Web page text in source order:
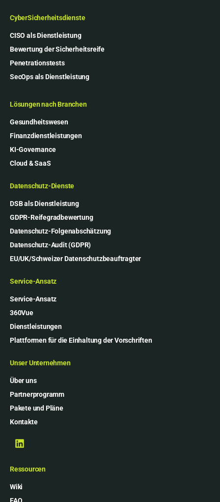
CyberSicherheitsdienste
CISO als Dienstleistung
Bewertung der Sicherheitsreife
Penetrationstests
SecOps als Dienstleistung
Lösungen nach Branchen
Gesundheitswesen
Finanzdienstleistungen
KI-Governance
Cloud & SaaS
Datenschutz-Dienste
DSB als Dienstleistung
GDPR-Reifegradbewertung
Datenschutz-Folgenabschätzung
Datenschutz-Audit (GDPR)
EU/UK/Schweizer Datenschutzbeauftragter
Service-Ansatz
Service-Ansatz
360Vue
Dienstleistungen
Plattformen für die Einhaltung der Vorschriften
Unser Unternehmen
Über uns
Partnerprogramm
Pakete und Pläne
Kontakte
Ressourcen
Wiki